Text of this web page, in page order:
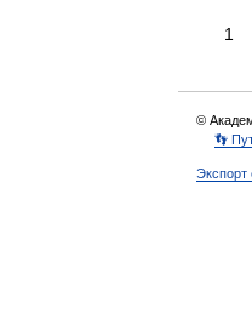
1
©
👣
Экспорт